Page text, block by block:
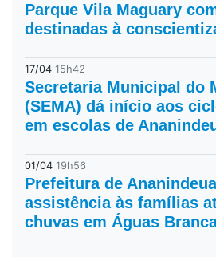
Parque Vila Maguary
destinadas à
17/04 15h42
Secretaria Municipal do
(SEMA) dá início aos
em escolas de
01/04 19h56
Prefeitura de
assistência às famílias
chuvas em Águas